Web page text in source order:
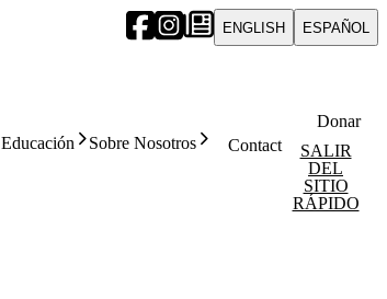
SALIR
DEL
SITIO
RÁPIDO
ENGLISH ESPAÑOL
Educación Sobre Nosotros Contact
Donar